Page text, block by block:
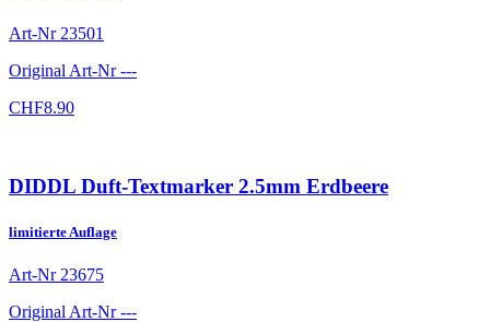
Art-Nr 23501
Original Art-Nr---
CHF8.90
DIDDL Duft-Textmarker 2.5mm Erdbeere
limitierte Auflage
Art-Nr 23675
Original Art-Nr---